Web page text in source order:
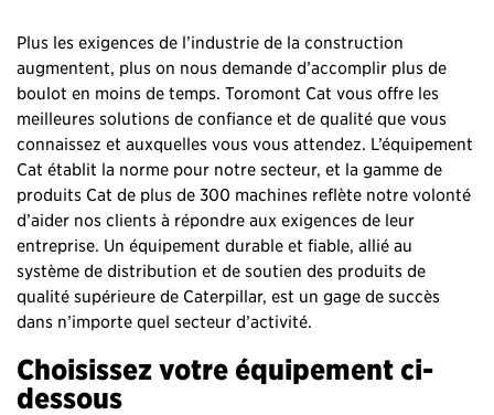
Plus les exigences de l’industrie de la construction
augmentent, plus on nous demande d’accomplir plus de
boulot en moins de temps. Toromont Cat vous offre les
meilleures solutions de confiance et de qualité que vous
connaissez et auxquelles vous vous attendez. L’équipement
Cat établit la norme pour notre secteur, et la gamme de
produits Cat de plus de 300 machines reflète notre volonté
d’aider nos clients à répondre aux exigences de leur
entreprise. Un équipement durable et fiable, allié au
système de distribution et de soutien des produits de
qualité supérieure de Caterpillar, est un gage de succès
dans n’importe quel secteur d’activité.
Choisissez votre équipement ci-
dessous